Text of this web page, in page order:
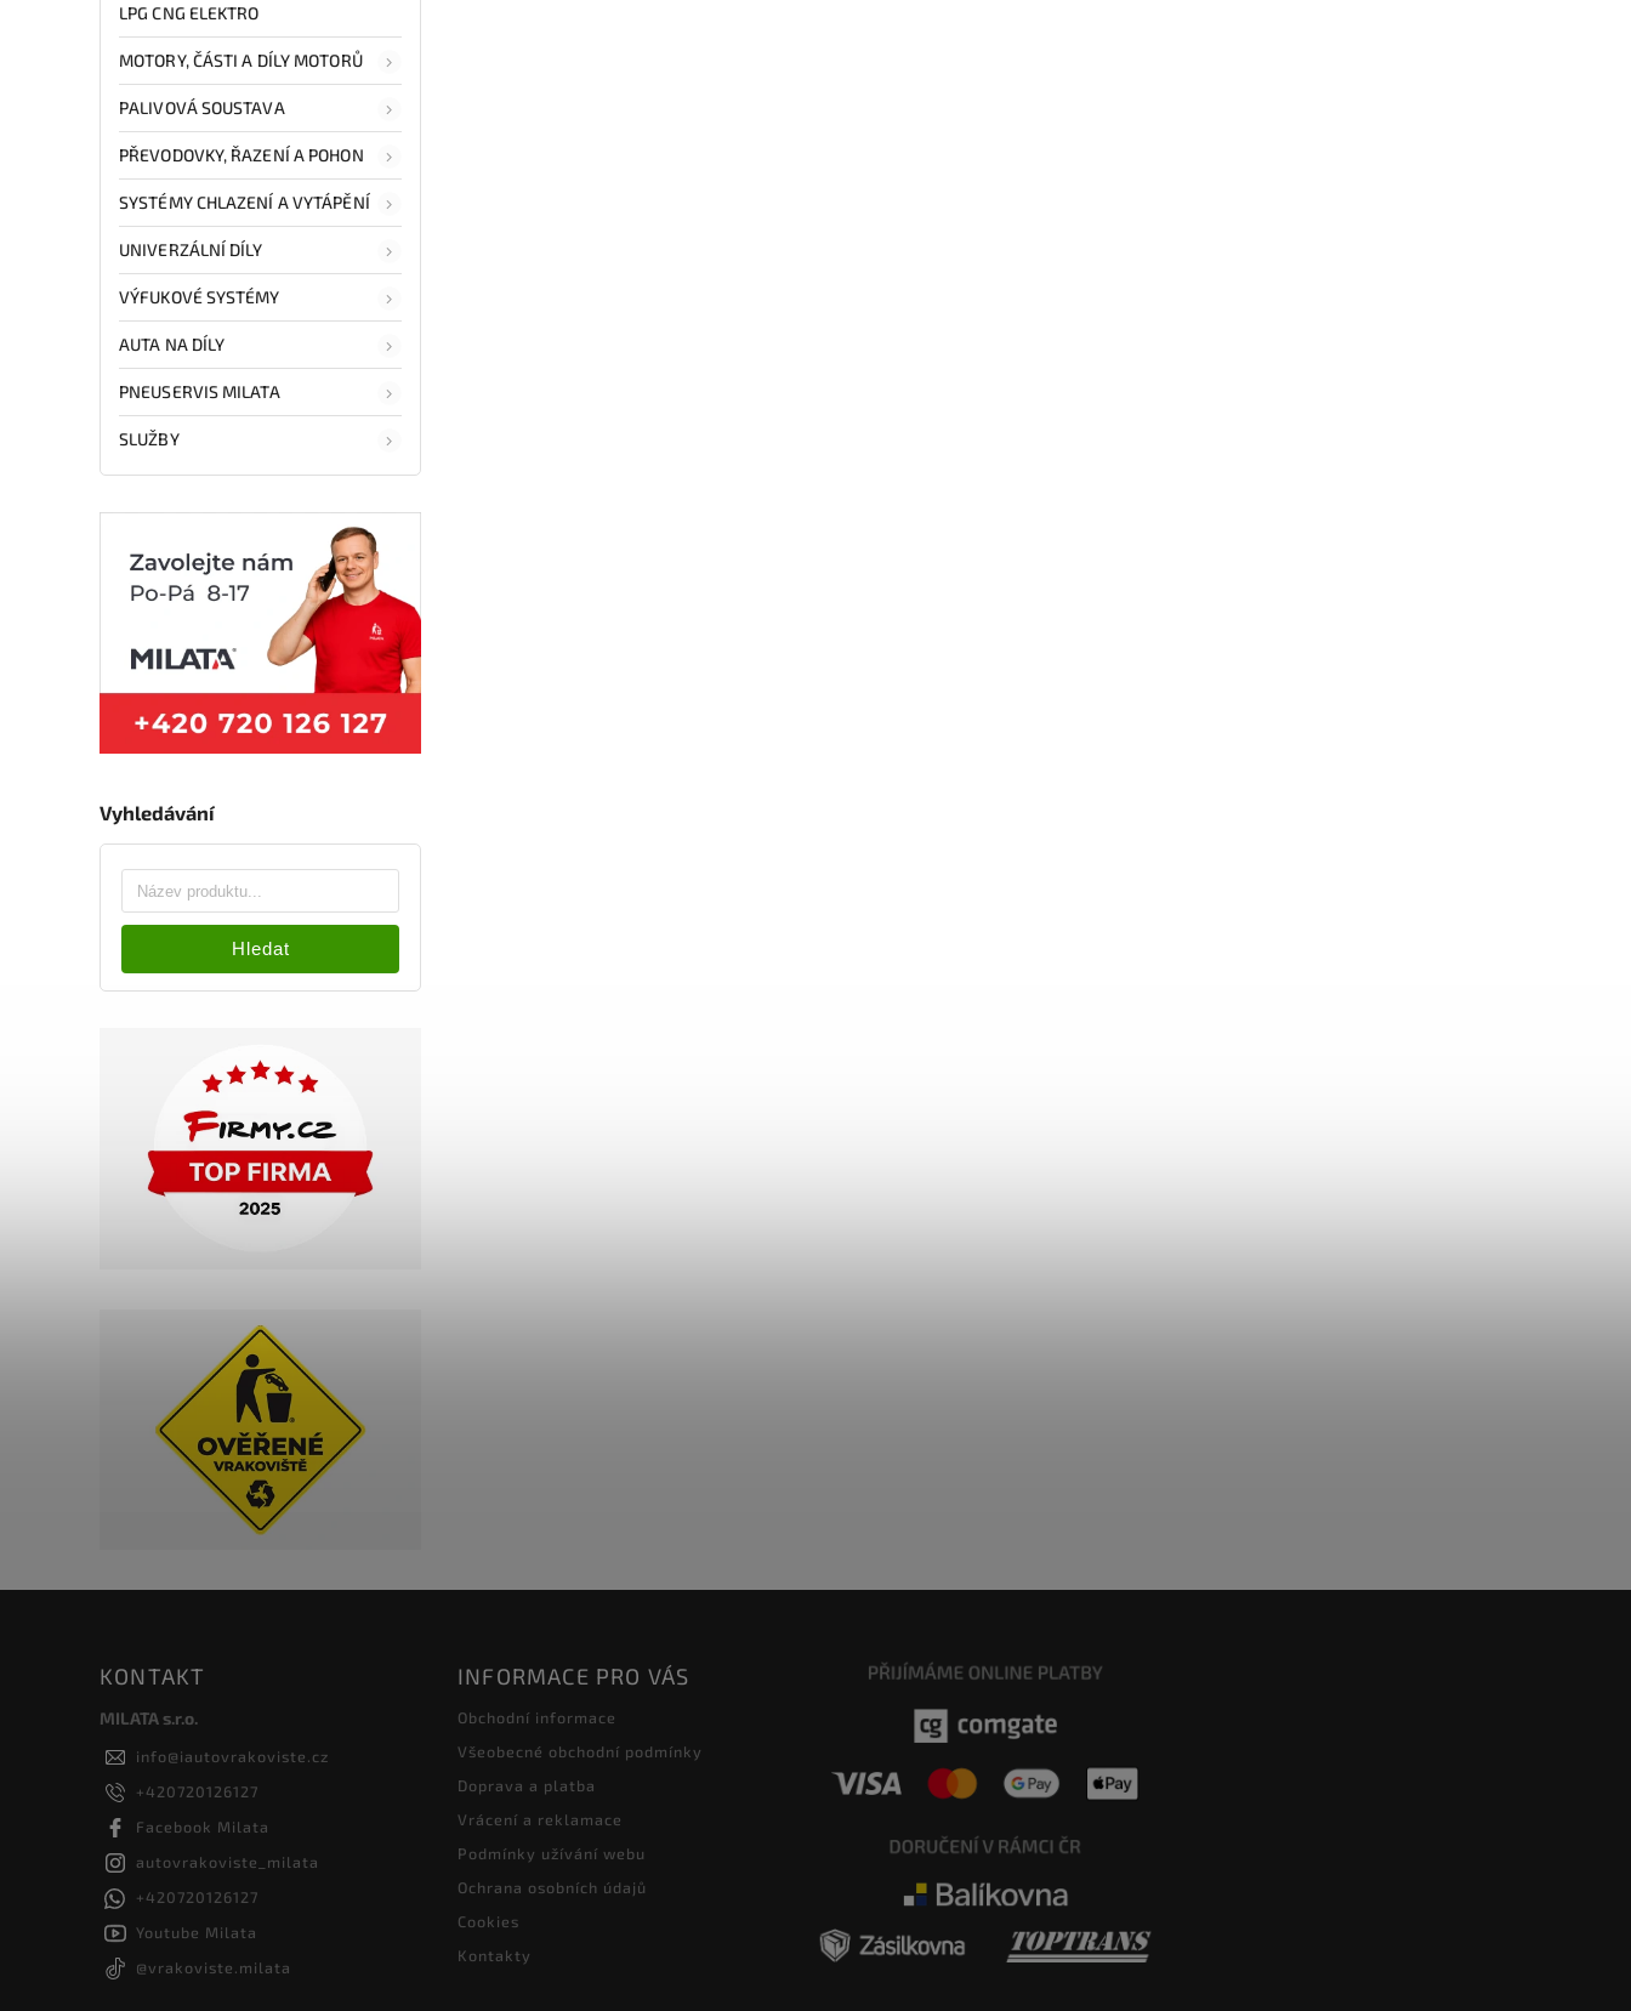
LPG CNG ELEKTRO
MOTORY, ČÁSTI A DÍLY MOTORŮ
PALIVOVÁ SOUSTAVA
PŘEVODOVKY, ŘAZENÍ A POHON
SYSTÉMY CHLAZENÍ A VYTÁPĚNÍ
UNIVERZÁLNÍ DÍLY
VÝFUKOVÉ SYSTÉMY
AUTA NA DÍLY
PNEUSERVIS MILATA
SLUŽBY
Vyhledávání
Hledat
KONTAKT
MILATA s.r.o.
info@iautovrakoviste.cz
+420720126127
Facebook Milata
autovrakoviste_milata
+420720126127
Youtube Milata
@vrakoviste.milata
INFORMACE PRO VÁS
Obchodní informace
Všeobecné obchodní podmínky
Doprava a platba
Vrácení a reklamace
Podmínky užívání webu
Ochrana osobních údajů
Cookies
Kontakty